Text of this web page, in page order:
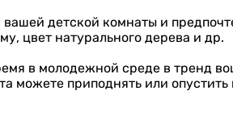
детской комнаты и
цвет натурального дерева и др.
в молодежной среде в тренд
можете приподнять или опустить